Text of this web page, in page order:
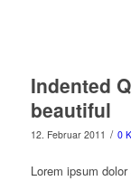
Indented
beautiful
12. Februar 2011 / 0
Lorem ipsum